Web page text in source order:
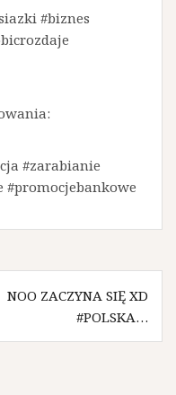
#biznes
#zarabianie
#promocjebankowe
NOO ZACZYNA SIĘ XD
#POLSKA…